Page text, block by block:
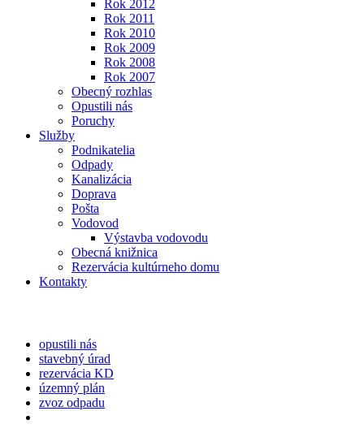
Rok 2012
Rok 2011
Rok 2010
Rok 2009
Rok 2008
Rok 2007
Obecný rozhlas
Opustili nás
Poruchy
Služby
Podnikatelia
Odpady
Kanalizácia
Doprava
Pošta
Vodovod
Výstavba vodovodu
Obecná knižnica
Rezervácia kultúrneho domu
Kontakty
opustili nás
stavebný úrad
rezervácia KD
územný plán
zvoz odpadu